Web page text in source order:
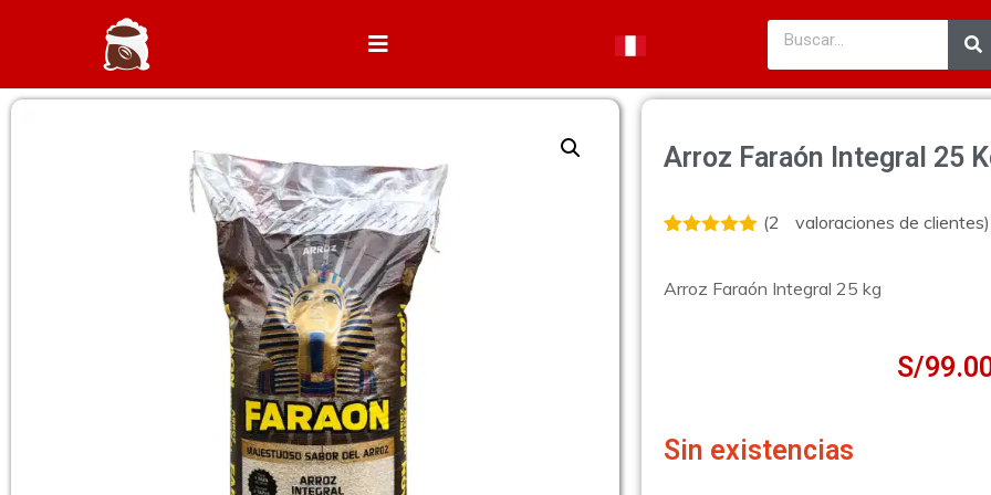
Arroz Faraón Integral 25
5 en base
(2 valoraciones de clientes)
Arroz Faraón Integral 25 kg
S/
Sin existencias